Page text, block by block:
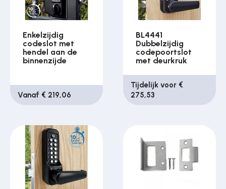
Enkelzijdig
codeslot met
hendel aan de
binnenzijde
Vanaf € 219,06
BL4441
Dubbelzijdig
codepoortslot
met deurkruk
Tijdelijk voor €
275,53